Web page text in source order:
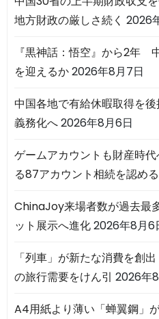
地方財政の厳しさ続く 2026
『黒神話：悟空』から2年
を迎えるか2026年8月7日
中国各地で有給休暇取得を
義務化へ2026年8月6日
ゲームアカウントも財産時
る87アカウント相続を認める
ChinaJoy来場者数が過去最
ット展示へ進化2026年8月6
「列車」が新たな消費を創
の旅行需要をけん引 2026年
A4用紙より薄い「蝉翼鋼」